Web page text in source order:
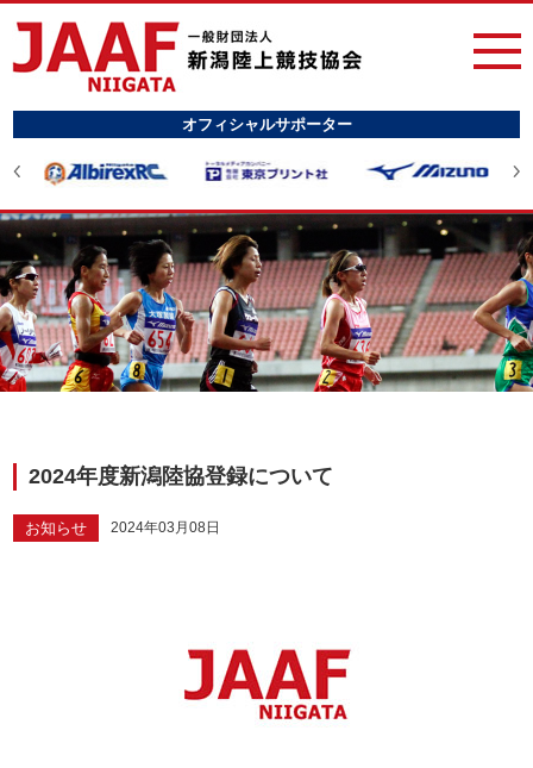
オフィシャルサポーター
2024年度新潟陸協登録について
お知らせ 2024年03月08日